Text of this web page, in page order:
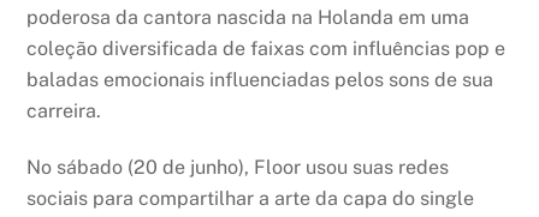
poderosa da cantora nascida na Holanda em uma
coleção diversificada de faixas com influências pop e
baladas emocionais influenciadas pelos sons de sua
carreira.
No sábado (20 de junho), Floor usou suas redes
sociais para compartilhar a arte da capa do single